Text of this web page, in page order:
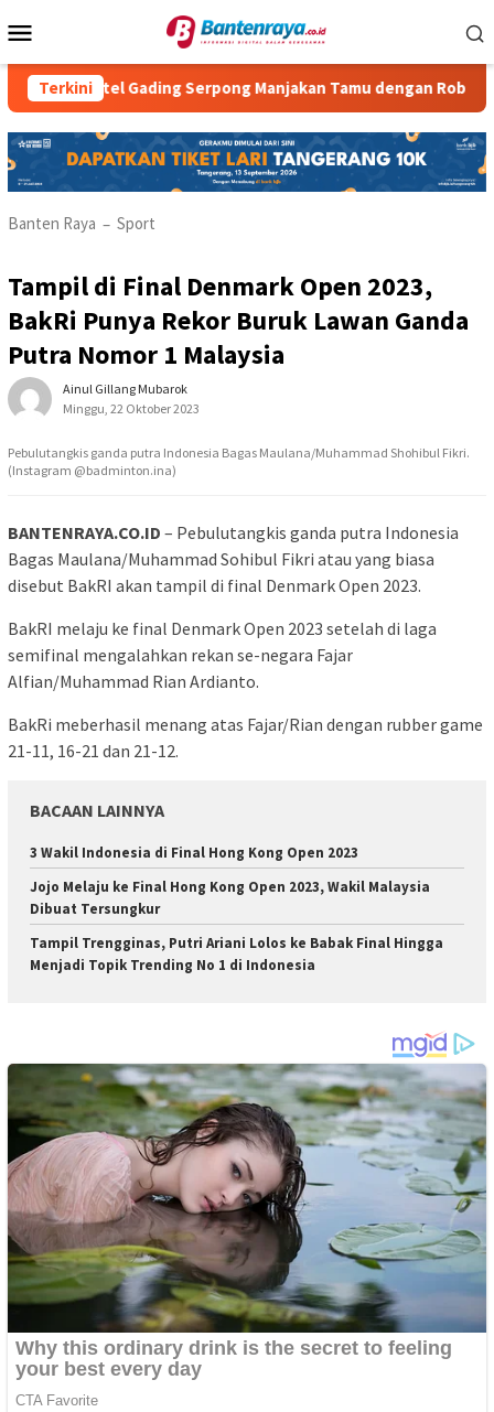
ke
Mobile
Terkini
Gading Serpong Manjakan Tamu dengan Robot Waiter
Banten Raya – Sport
Tampil di Final Denmark Open 2023,
BakRi Punya Rekor Buruk Lawan Ganda
Putra Nomor 1 Malaysia
Ainul Gillang Mubarok
Minggu, 22 Oktober 2023
Pebulutangkis ganda putra Indonesia Bagas Maulana/Muhammad Shohibul Fikri.
(Instagram @badminton.ina)
BANTENRAYA.CO.ID – Pebulutangkis ganda putra Indonesia
Bagas Maulana/Muhammad Sohibul Fikri atau yang biasa
disebut BakRI akan tampil di final Denmark Open 2023.
BakRI melaju ke final Denmark Open 2023 setelah di laga
semifinal mengalahkan rekan se-negara Fajar
Alfian/Muhammad Rian Ardianto.
BakRi meberhasil menang atas Fajar/Rian dengan rubber game
21-11, 16-21 dan 21-12.
BACAAN LAINNYA
3 Wakil Indonesia di Final Hong Kong Open 2023
Jojo Melaju ke Final Hong Kong Open 2023, Wakil Malaysia
Dibuat Tersungkur
Tampil Trengginas, Putri Ariani Lolos ke Babak Final Hingga
Menjadi Topik Trending No 1 di Indonesia